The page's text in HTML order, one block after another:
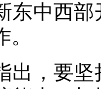
东中西
，要坚